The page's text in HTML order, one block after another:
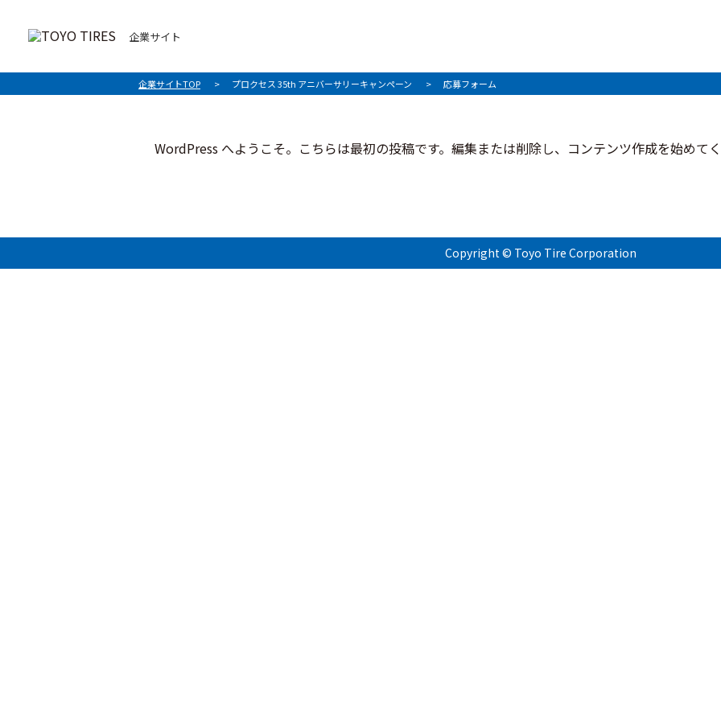
企業サイト
企業サイトTOP プロクセス 35th アニバーサリーキャンペーン 応募フォーム
WordPress へようこそ。こちらは最初の投稿です。編集または削除し、コンテンツ作成を始めてく
Copyright © Toyo Tire Corporation